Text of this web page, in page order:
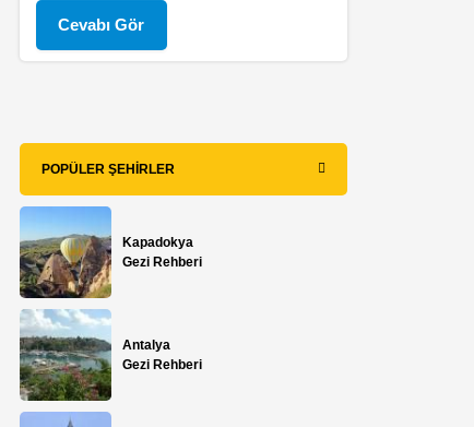
Cevabı Gör
POPÜLER ŞEHIRLER
Kapadokya
Gezi Rehberi
Antalya
Gezi Rehberi